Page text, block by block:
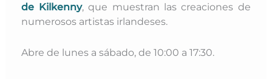
de Kilkenny, que muestran las creaciones de
numerosos artistas irlandeses.
Abre de lunes a sábado, de 10:00 a 17:30.